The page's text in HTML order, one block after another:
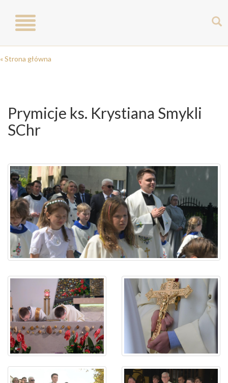
Toggle
navigation
« Strona główna
Prymicje ks. Krystiana Smykli
SChr